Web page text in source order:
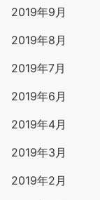
2019年9月
2019年8月
2019年7月
2019年6月
2019年4月
2019年3月
2019年2月